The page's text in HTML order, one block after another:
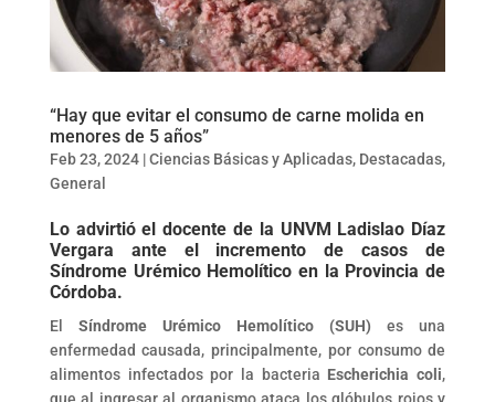
“Hay que evitar el consumo de carne molida en
menores de 5 años”
Feb 23, 2024|Ciencias Básicas y Aplicadas, Destacadas,
General
Lo advirtió el docente de la UNVM Ladislao Díaz
Vergara ante el incremento de casos de
Síndrome Urémico Hemolítico en la Provincia de
Córdoba.
El Síndrome Urémico Hemolítico (SUH) es una
enfermedad causada, principalmente, por consumo de
alimentos infectados por la bacteria Escherichia coli,
que al ingresar al organismo ataca los glóbulos rojos y